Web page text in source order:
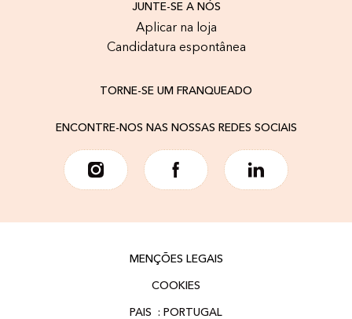
JUNTE-SE A NÓS
Aplicar na loja
Candidatura espontânea
TORNE-SE UM FRANQUEADO
ENCONTRE-NOS NAS NOSSAS REDES SOCIAIS
MENÇÕES LEGAIS
COOKIES